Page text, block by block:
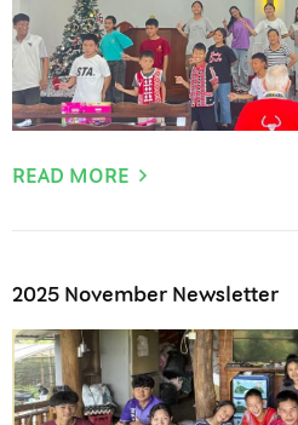
READ MORE
2025 November Newsletter